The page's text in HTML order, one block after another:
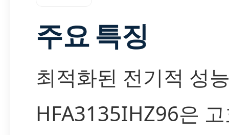
주요 특징
최적화된 전기적 성
HFA3135IHZ96은